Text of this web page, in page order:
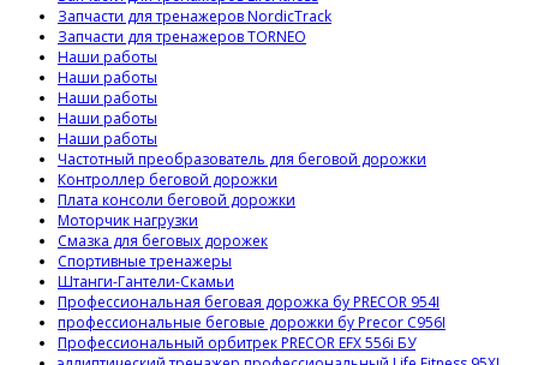
Запчасти для тренажеров NordicTrack
Запчасти для тренажеров TORNEO
Наши работы
Наши работы
Наши работы
Наши работы
Наши работы
Частотный преобразователь для беговой дорожки
Контроллер беговой дорожки
Плата консоли беговой дорожки
Моторчик нагрузки
Смазка для беговых дорожек
Спортивные тренажеры
Штанги-Гантели-Скамьи
Профессиональная беговая дорожка бу PRECOR 954I
профессиональные беговые дорожки бу Precor C956I
Профессиональный орбитрек PRECOR EFX 556i БУ